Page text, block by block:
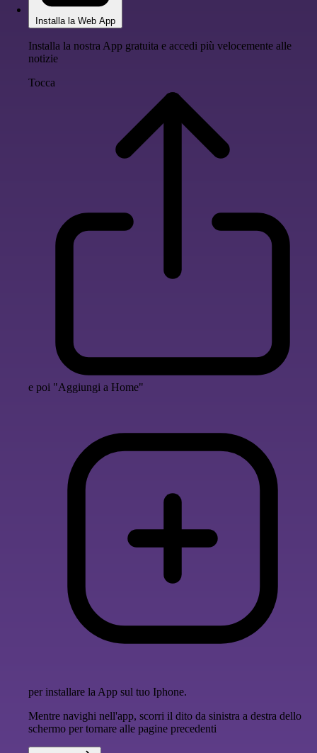
Installa la Web App
Installa la nostra App gratuita e accedi più velocemente alle
notizie
Tocca
e poi "Aggiungi a Home"
per installare la App sul tuo Iphone.
Mentre navighi nell'app, scorri il dito da sinistra a destra dello
schermo per tornare alle pagine precedenti